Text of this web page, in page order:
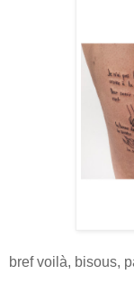
bref voilà, bisous,